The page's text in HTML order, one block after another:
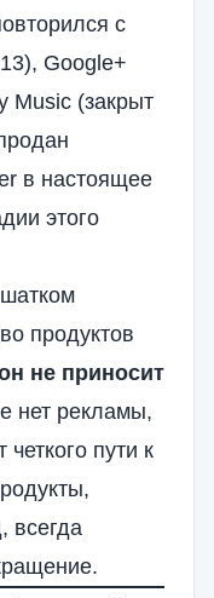
с
Google+
Music (закрыт
в настоящее
этого
продуктов
не приносит
нет рекламы,
пути к
всегда